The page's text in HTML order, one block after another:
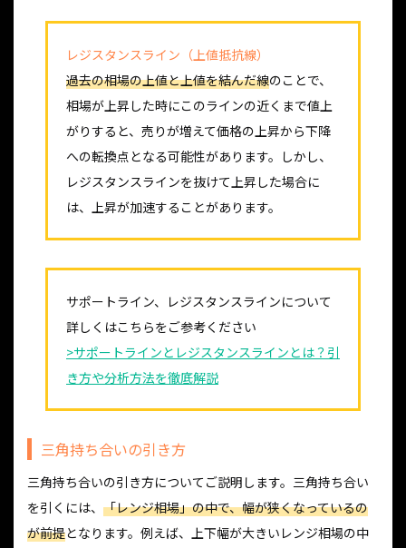
レジスタンスライン（上値抵抗線）
過去の相場の上値と上値を結んだ線のことで、
相場が上昇した時にこのラインの近くまで値上
がりすると、売りが増えて価格の上昇から下降
への転換点となる可能性があります。しかし、
レジスタンスラインを抜けて上昇した場合に
は、上昇が加速することがあります。
サポートライン、レジスタンスラインについて
詳しくはこちらをご参考ください
>サポートラインとレジスタンスラインとは？引
き方や分析方法を徹底解説
三角持ち合いの引き方
三角持ち合いの引き方についてご説明します。三角持ち合い
を引くには、 「レンジ相場」の中で、幅が狭くなっているの
が前提となります。例えば、上下幅が大きいレンジ相場の中